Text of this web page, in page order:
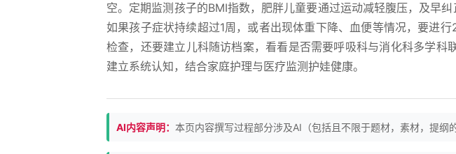
空。定期监测孩子的BMI指数，肥胖儿童要通过运动减轻腹压，及早
如果孩子症状持续超过1周，或者出现体重下降、血便等情况，要进
检查，还要建立儿科随访档案，看看是否需要呼吸科与消化科多学科
建立系统认知，结合家庭护理与医疗监测护娃健康。
AI内容声明： 本页内容撰写过程部分涉及AI（包括且不限于题材，素材，提纲